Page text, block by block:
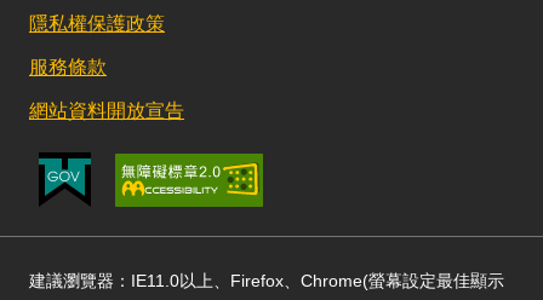
隱私權保護政策
服務條款
網站資料開放宣告
建議瀏覽器：IE11.0以上、Firefox、Chrome(螢幕設定最佳顯示